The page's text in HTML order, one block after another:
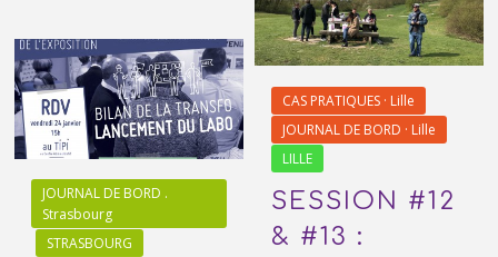
JOURNAL DE BORD .
Strasbourg
STRASBOURG
CAS PRATIQUES · Lille
JOURNAL DE BORD · Lille
LILLE
SESSION #12
& #13 :